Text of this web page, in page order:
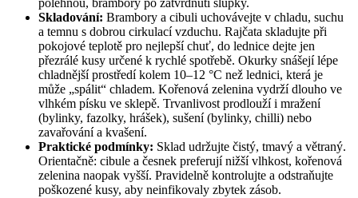
polehnou, brambory po zatvrdnutí slupky.
Skladování: Brambory a cibuli uchovávejte v chladu, suchu
a temnu s dobrou cirkulací vzduchu. Rajčata skladujte při
pokojové teplotě pro nejlepší chuť, do lednice dejte jen
přezrálé kusy určené k rychlé spotřebě. Okurky snášejí lépe
chladnější prostředí kolem 10–12 °C než lednici, která je
může „spálit“ chladem. Kořenová zelenina vydrží dlouho ve
vlhkém písku ve sklepě. Trvanlivost prodlouží i mražení
(bylinky, fazolky, hrášek), sušení (bylinky, chilli) nebo
zavařování a kvašení.
Praktické podmínky: Sklad udržujte čistý, tmavý a větraný.
Orientačně: cibule a česnek preferují nižší vlhkost, kořenová
zelenina naopak vyšší. Pravidelně kontrolujte a odstraňujte
poškozené kusy, aby neinfikovaly zbytek zásob.